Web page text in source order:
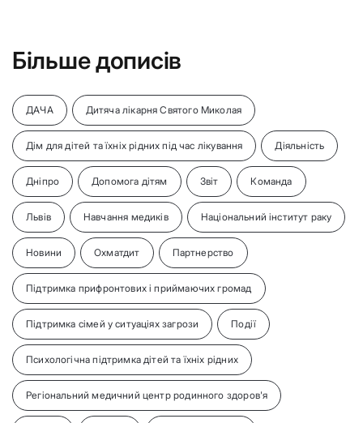
Більше дописів
ДАЧА Дитяча лікарня Святого Миколая
Дім для дітей та їхніх рідних під час лікування Діяльність
Дніпро Допомога дітям Звіт Команда
Львів Навчання медиків Національний інститут раку
Новини Охматдит Партнерство
Підтримка прифронтових і приймаючих громад
Підтримка сімей у ситуаціях загрози Події
Психологічна підтримка дітей та їхніх рідних
Регіональний медичний центр родинного здоров'я